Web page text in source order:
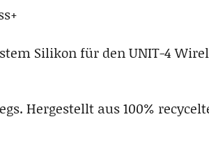
Silikon für den UNIT-4
Hergestellt aus 100%